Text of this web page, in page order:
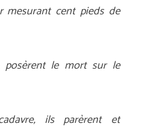
mesurant cent pieds de
le mort sur le
ils parèrent et